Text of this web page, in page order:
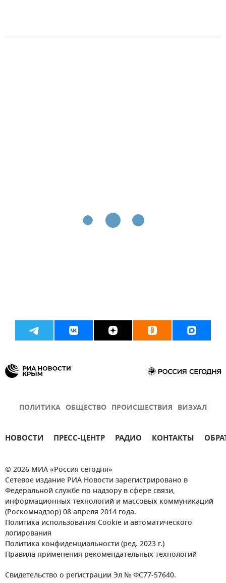
ПОЛИТИКА ОБЩЕСТВО ПРОИСШЕСТВИЯ ВИЗУАЛ
НОВОСТИ ПРЕСС-ЦЕНТР РАДИО КОНТАКТЫ
© 2026 МИА «Россия сегодня»
Сетевое издание РИА Новости зарегистрировано в
Федеральной службе по надзору в сфере связи,
информационных технологий и массовых коммуникаций
(Роскомнадзор) 08 апреля 2014 года.
Политика использования Cookie и автоматического
логирования
Политика конфиденциальности (ред. 2023 г.)
Правила применения рекомендательных технологий
Свидетельство о регистрации Эл № ФС77-57640.